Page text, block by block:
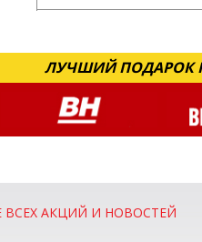
ЛУЧШИЙ ПОДАРОК
ВСЕХ АКЦИЙ И НОВОСТЕЙ